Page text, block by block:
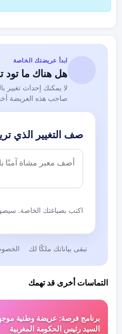
ابدأ عريضتك الخاصة
هل هناك ما تود
لا يمكنك إحداث تغيير
صاحب هذه العريضة أخذ
صف التغيير الذي
اكتب بصياغتك الخاصة.
تبقى بياناتك ملكًا لك
التماسات أخرى قد تهمك
برنامج فرصة: عريضة وطنية
السيد رئيس الحكومة المغربية